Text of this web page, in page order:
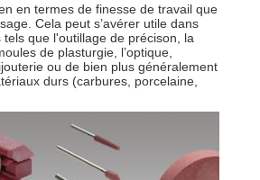
en termes de finesse de travail que
Cela peut s’avérer utile dans
que l'outillage de précison, la
de plasturgie, l’optique,
ou de bien plus généralement
durs (carbures, porcelaine,